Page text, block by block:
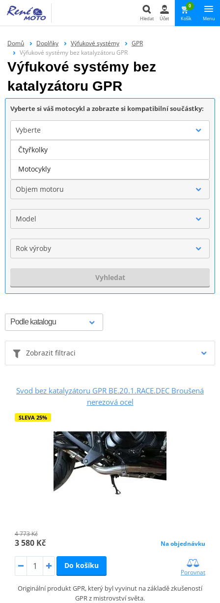
Hledat Účet
0
Košík Menu
Domů Doplňky Výfukové systémy
GPR
Výfukové systémy bez katalyzátoru GPR
Výfukové systémy bez
katalyzátoru GPR
Vyberte si váš motocykl a zobrazte si kompatibilní součástky:
Vyberte
Značka
Objem motoru
Model
Rok výroby
Vyhledat
Zobrazit filtraci
Svod bez katalyzátoru GPR BE.20.1.RACE.DEC Broušená
nerezová ocel
SLEVA 25%
4 773 Kč
3 580 Kč Na objednávku
Do košíku
Porovnat
Originální produkt GPR, který byl vyvinut na základě zkušeností
GPR z mistrovství světa.
Čtyřkolky
Motocykly